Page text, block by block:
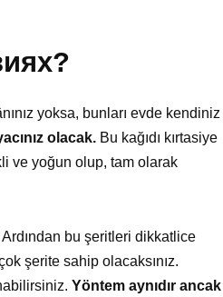
yoksa, bunları evde kendiniz
olacak. Bu kağıdı kırtasiye
ve yoğun olup, tam olarak
bu şeritleri dikkatlice
şerite sahip olacaksınız.
Yöntem aynıdır ancak